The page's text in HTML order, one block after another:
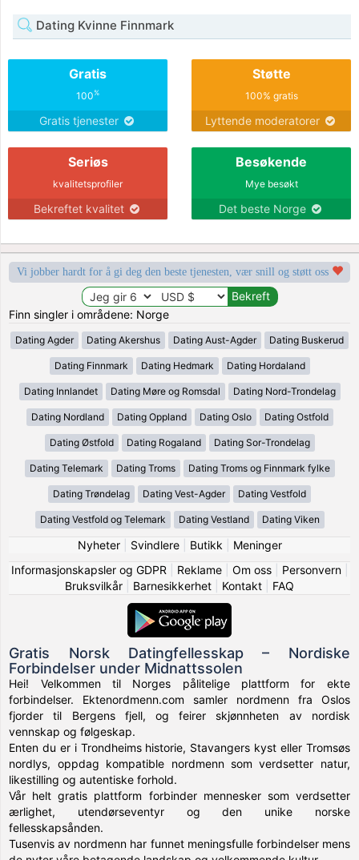
Dating Kvinne Finnmark
Gratis
100%
Gratis tjenester
Støtte
100% gratis
Lyttende moderatorer
Seriøs
kvalitetsprofiler
Bekreftet kvalitet
Besøkende
Mye besøkt
Det beste Norge
Vi jobber hardt for å gi deg den beste tjenesten, vær snill og støtt oss
Finn singler i områdene: Norge
Dating Agder Dating Akershus Dating Aust-Agder Dating Buskerud
Dating Finnmark Dating Hedmark Dating Hordaland
Dating Innlandet Dating Møre og Romsdal Dating Nord-Trondelag
Dating Nordland Dating Oppland Dating Oslo Dating Ostfold
Dating Østfold Dating Rogaland Dating Sor-Trondelag
Dating Telemark Dating Troms Dating Troms og Finnmark fylke
Dating Trøndelag Dating Vest-Agder Dating Vestfold
Dating Vestfold og Telemark Dating Vestland Dating Viken
Nyheter| Svindlere| Butikk
Meninger
Informasjonskapsler og GDPR
Reklame| Om oss| Personvern|
Bruksvilkår
Barnesikkerhet Kontakt FAQ
Gratis Norsk Datingfellesskap – Nordiske
Forbindelser under Midnattssolen
Hei! Velkommen til Norges pålitelige plattform for ekte
forbindelser. Ektenordmenn.com samler nordmenn fra Oslos
fjorder til Bergens fjell, og feirer skjønnheten av nordisk
vennskap og følgeskap.
Enten du er i Trondheims historie, Stavangers kyst eller Tromsøs
nordlys, oppdag kompatible nordmenn som verdsetter natur,
likestilling og autentiske forhold.
Vår helt gratis plattform forbinder mennesker som verdsetter
ærlighet, utendørseventyr og den unike norske
fellesskapsånden.
Tusenvis av nordmenn har funnet meningsfulle forbindelser mens